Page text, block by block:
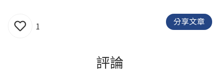
1 分享文章
評論